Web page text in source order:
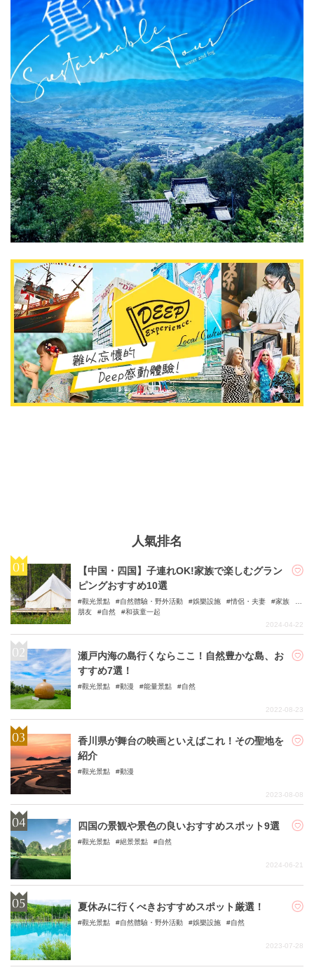
人氣排名
【中国・四国】子連れOK!家族で楽しむグラン
ピングおすすめ10選
觀光景點 自然體驗・野外活動 娛樂設施 情侶・夫妻
家族
朋友
自然
和孩童一起
2024-04-22
瀬戸内海の島行くならここ！自然豊かな島、お
すすめ7選！
觀光景點 動漫 能量景點 自然
2022-08-23
香川県が舞台の映画といえばこれ！その聖地を
紹介
觀光景點 動漫
2023-08-08
四国の景観や景色の良いおすすめスポット9選
觀光景點 絕景景點 自然
2024-06-21
夏休みに行くべきおすすめスポット厳選！
觀光景點 自然體驗・野外活動 娛樂設施 自然
2023-07-28